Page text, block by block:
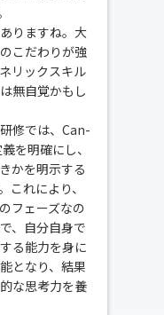
ありますね。大
こだわりが強
リックスキル
無自覚かもし
修では、Can-
を明確にし、
かを明示する
これにより、
フェーズなの
、自分自身で
る能力を身に
となり、結果
な思考力を養